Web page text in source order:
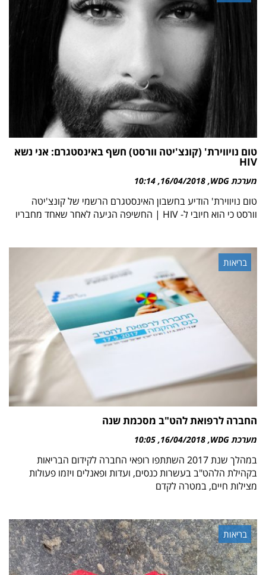
טום נויווירת' (קונצ'יטה וורסט) חשף באינסטגרם: אני נשא
HIV
מערכת WDG 16/04/2018
10:14
טום נויווירת' הודיע בחשבון האינסטגרם הרשמי של קונצ'יטה
וורסט כי הוא חיובי ל- HIV | החשיפה הגיעה לאחר שאחד מחבריו
בריאות
החברה לרפואת להט"ב מסכמת שנה
מערכת WDG 16/04/2018
10:05
במהלך שנת 2017 השתתפו רופאי החברה לקידום הבריאות
בקהילת הלהט"ב בעשרות כנסים, ועדות ופאנלים ויזמו פעולות
מצילות חיים, במטרה לקדם
בריאות